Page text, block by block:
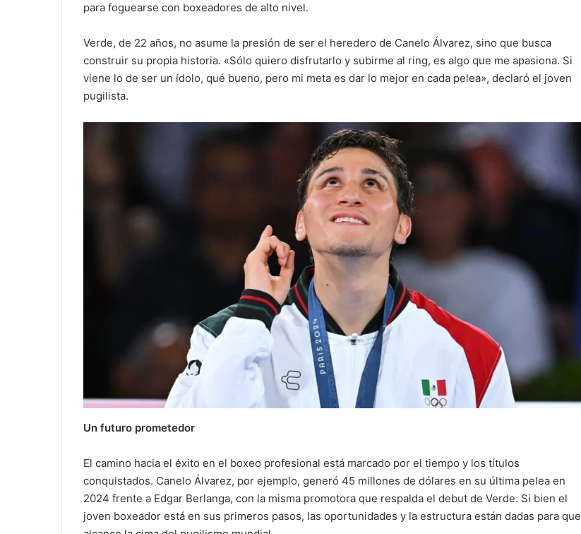
para foguearse con boxeadores de alto nivel.
Verde, de 22 años, no asume la presión de ser el heredero de Canelo Álvarez, sino que busca
construir su propia historia. «Sólo quiero disfrutarlo y subirme al ring, es algo que me apasiona. Si
viene lo de ser un ídolo, qué bueno, pero mi meta es dar lo mejor en cada pelea», declaró el joven
pugilista.
Un futuro prometedor
El camino hacia el éxito en el boxeo profesional está marcado por el tiempo y los títulos
conquistados. Canelo Álvarez, por ejemplo, generó 45 millones de dólares en su última pelea en
2024 frente a Edgar Berlanga, con la misma promotora que respalda el debut de Verde. Si bien el
joven boxeador está en sus primeros pasos, las oportunidades y la estructura están dadas para que